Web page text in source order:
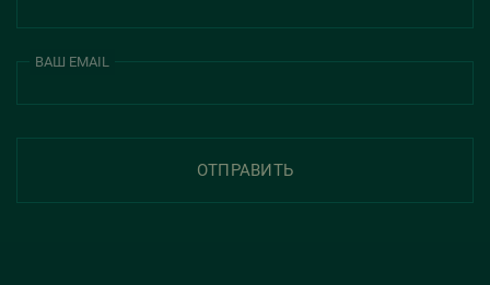
ВАШ EMAIL
ОТПРАВИТЬ